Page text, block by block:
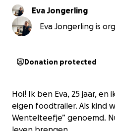
Eva Jongerling
Eva Jongerling is
Donation protected
Hoi! Ik ben Eva, 25 jaar, en
eigen foodtrailer. Als kind
Wentelteefje” genoemd.